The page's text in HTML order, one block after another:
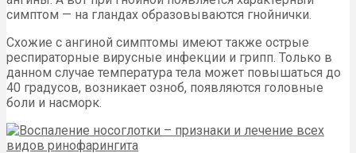
симптом — на гландах образовываются гнойнички.
Схожие с ангиной симптомы имеют также острые
респираторные вирусные инфекции и грипп. Только в
данном случае температура тела может повышаться до
40 градусов, возникает озноб, появляются головные
боли и насморк.